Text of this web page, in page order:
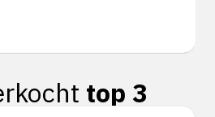
top 3